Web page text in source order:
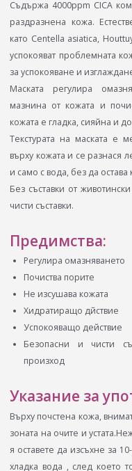
Съдържа 4000ppm CICA
раздразнена кожа.
като Centella asiatica,
успокояват проблемната
за успокояване и
Маската регулира
мазнина от кожата и
кожата е гладка, сияйна и
Текстурата на маската е
върху кожата и се
и само с вода, без да остава
Без съставки от
чисти съставки.
Предимства:
Регулира омазняването
Почиства порите
Не изсушава кожата
Хидратиращо дйствие
Успокояващо действие
Безопасни и чисти
произход
Указание за
Върху почстена кожа,
зоната на очите и
я оставете да изсъхне за
хладка вода , след което